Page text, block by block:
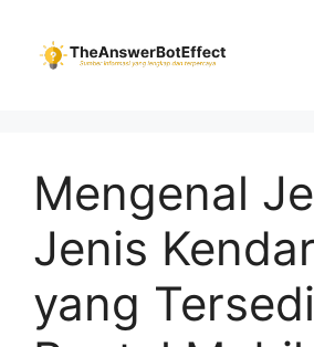
content
Mengenal
Jenis
yang